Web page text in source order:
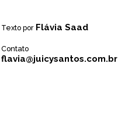
Texto por Flávia Saad
Contato
flavia@juicysantos.com.br